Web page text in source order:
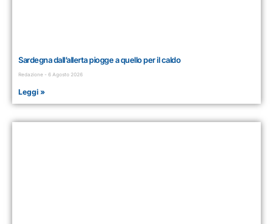
Sardegna dall’allerta piogge a quello per il caldo
Redazione 6 Agosto 2026
Leggi »